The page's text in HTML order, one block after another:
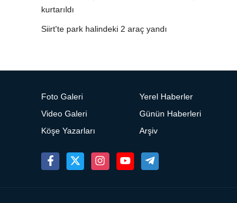
kurtarıldı
Siirt'te park halindeki 2 araç yandı
Foto Galeri
Video Galeri
Köşe Yazarları
Yerel Haberler
Günün Haberleri
Arşiv